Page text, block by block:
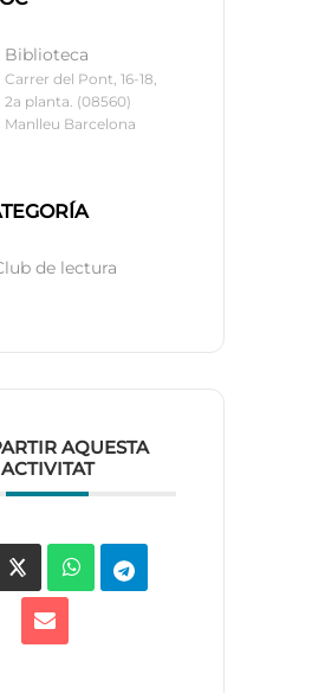
Biblioteca
Carrer del Pont, 16-18,
2a planta. (08560)
Manlleu Barcelona
de lectura
AQUESTA
ACTIVITAT